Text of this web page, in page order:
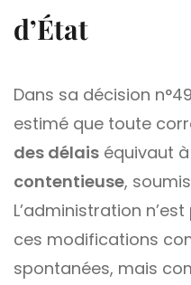
d’État
Dans sa décision
estimé que toute
des délais équivaut
contentieuse,
L’administration
ces modifications
spontanées, mais